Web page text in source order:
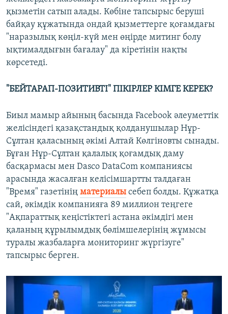
қызметін сатып алады. Көбіне тапсырыс беруші
байқау құжатында ондай қызметтерге қоғамдағы
"наразылық көңіл-күй мен өңірде митинг болу
ықтималдығын бағалау" да кіретінін нақты
көрсетеді.
"БЕЙТАРАП-ПОЗИТИВТІ" ПІКІРЛЕР КІМГЕ КЕРЕК?
Биыл мамыр айының басында Facebook әлеуметтік
желісіндегі қазақстандық қолданушылар Нұр-
Сұлтан қаласының әкімі Алтай Көлгіновты сынады.
Бұған Нұр-Сұлтан қалалық қоғамдық даму
басқармасы мен Dasco DataCom компаниясы
арасында жасалған келісімшартты талдаған
"Время" газетінің материалы себеп болды. Құжатқа
сай, әкімдік компанияға 89 миллион теңгеге
"Ақпараттық кеңістіктегі астана әкімдігі мен
қаланың құрылымдық бөлімшелерінің жұмысы
туралы жазбаларға мониторинг жүргізуге"
тапсырыс берген.